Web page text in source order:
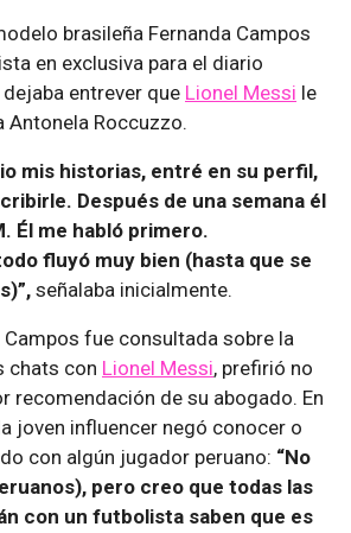
brasileña Fernanda Campos
en exclusiva para el diario
entrever que Lionel Messi le
Antonela Roccuzzo.
mis historias, entré en su perfil,
Después de una semana él
Él me habló primero.
fluyó muy bien (hasta que se
señalaba inicialmente.
Campos fue consultada sobre la
chats con Lionel Messi, prefirió no
recomendación de su abogado. En
joven influencer negó conocer o
con algún jugador peruano: “No
pero creo que todas las
con un futbolista saben que es